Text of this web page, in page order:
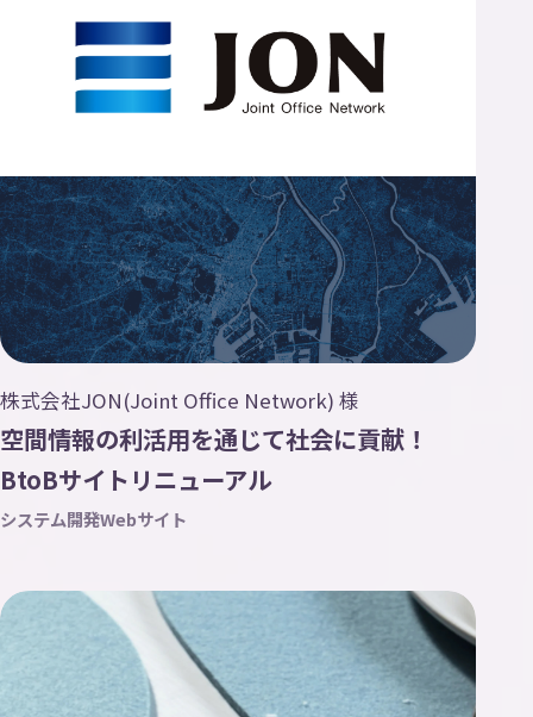
株式会社JON(Joint Office Network) 様
空間情報の利活用を通じて社会に貢献！
BtoBサイトリニューアル
システム開発Webサイト